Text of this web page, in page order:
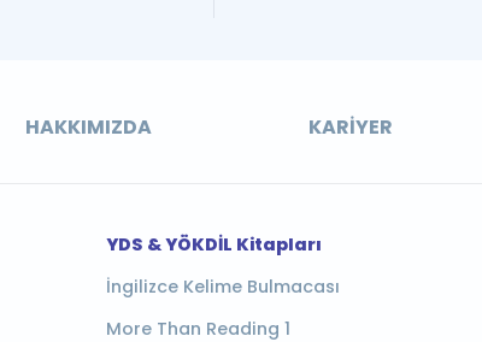
HAKKIMIZDA KARIYER
YDS & YÖKDİL Kitapları
İngilizce Kelime Bulmacası
More Than Reading 1